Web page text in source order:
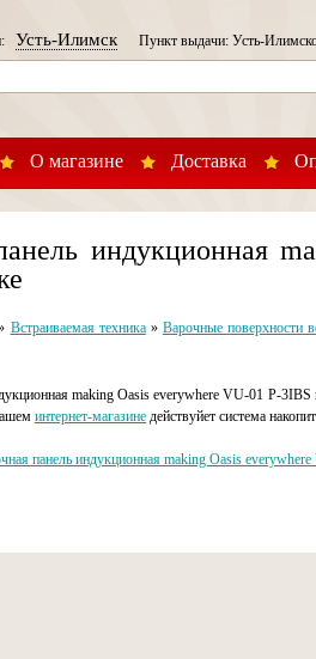
О магазине Доставка
Усть-ИлимскПункт выдачи: Усть-
индукционная
Встраиваемая техника» Варочные поверхности
making Oasis everywhere VU-01 P-
интернет-магазинедействуйет система
панель индукционная making Oasis